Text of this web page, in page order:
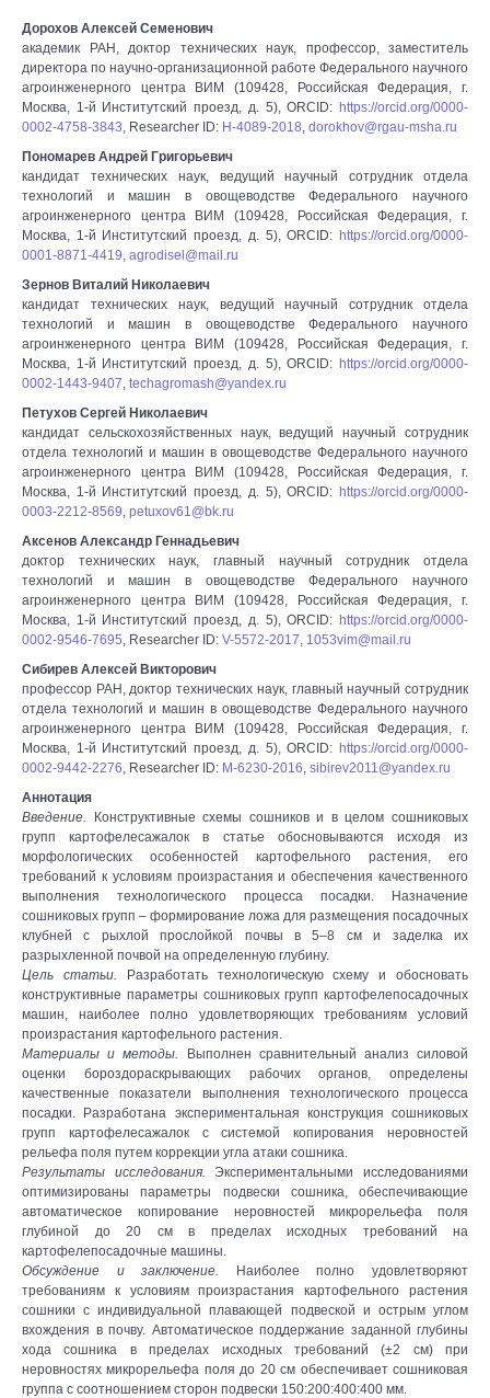
Дорохов Алексей Семенович
академик РАН, доктор технических наук, профессор, заместитель
директора по научно-организационной работе Федерального научного
агроинженерного центра ВИМ (109428, Российская Федерация, г.
Москва, 1-й Институтский проезд, д. 5), ORCID: https://orcid.org/0000-
0002-4758-3843, Researcher ID: H-4089-2018, dorokhov@rgau-msha.ru
Пономарев Андрей Григорьевич
кандидат технических наук, ведущий научный сотрудник отдела
технологий и машин в овощеводстве Федерального научного
агроинженерного центра ВИМ (109428, Российская Федерация, г.
Москва, 1-й Институтский проезд, д. 5), ORCID: https://orcid.org/0000-
0001-8871-4419, agrodisel@mail.ru
Зернов Виталий Николаевич
кандидат технических наук, ведущий научный сотрудник отдела
технологий и машин в овощеводстве Федерального научного
агроинженерного центра ВИМ (109428, Российская Федерация, г.
Москва, 1-й Институтский проезд, д. 5), ORCID: https://orcid.org/0000-
0002-1443-9407, techagromash@yandex.ru
Петухов Сергей Николаевич
кандидат сельскохозяйственных наук, ведущий научный сотрудник
отдела технологий и машин в овощеводстве Федерального научного
агроинженерного центра ВИМ (109428, Российская Федерация, г.
Москва, 1-й Институтский проезд, д. 5), ORCID: https://orcid.org/0000-
0003-2212-8569, petuxov61@bk.ru
Аксенов Александр Геннадьевич
доктор технических наук, главный научный сотрудник отдела
технологий и машин в овощеводстве Федерального научного
агроинженерного центра ВИМ (109428, Российская Федерация, г.
Москва, 1-й Институтский проезд, д. 5), ORCID: https://orcid.org/0000-
0002-9546-7695, Researcher ID: V-5572-2017, 1053vim@mail.ru
Сибирев Алексей Викторович
профессор РАН, доктор технических наук, главный научный сотрудник
отдела технологий и машин в овощеводстве Федерального научного
агроинженерного центра ВИМ (109428, Российская Федерация, г.
Москва, 1-й Институтский проезд, д. 5), ORCID: https://orcid.org/0000-
0002-9442-2276, Researcher ID: M-6230-2016, sibirev2011@yandex.ru
Аннотация
Введение. Конструктивные схемы сошников и в целом сошниковых
групп картофелесажалок в статье обосновываются исходя из
морфологических особенностей картофельного растения, его
требований к условиям произрастания и обеспечения качественного
выполнения технологического процесса посадки. Назначение
сошниковых групп – формирование ложа для размещения посадочных
клубней с рыхлой прослойкой почвы в 5–8 см и заделка их
разрыхленной почвой на определенную глубину.
Цель статьи. Разработать технологическую схему и обосновать
конструктивные параметры сошниковых групп картофелепосадочных
машин, наиболее полно удовлетворяющих требованиям условий
произрастания картофельного растения.
Материалы и методы. Выполнен сравнительный анализ силовой
оценки бороздораскрывающих рабочих органов, определены
качественные показатели выполнения технологического процесса
посадки. Разработана экспериментальная конструкция сошниковых
групп картофелесажалок с системой копирования неровностей
рельефа поля путем коррекции угла атаки сошника.
Результаты исследования. Экспериментальными исследованиями
оптимизированы параметры подвески сошника, обеспечивающие
автоматическое копирование неровностей микрорельефа поля
глубиной до 20 см в пределах исходных требований на
картофелепосадочные машины.
Обсуждение и заключение. Наиболее полно удовлетворяют
требованиям к условиям произрастания картофельного растения
сошники с индивидуальной плавающей подвеской и острым углом
вхождения в почву. Автоматическое поддержание заданной глубины
хода сошника в пределах исходных требований (±2 см) при
неровностях микрорельефа поля до 20 см обеспечивает сошниковая
группа с соотношением сторон подвески 150:200:400:400 мм.